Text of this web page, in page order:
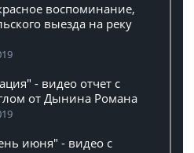
воспоминание,
выезда на реку
- видео отчет с
от Дынина Романа
июня" - видео с